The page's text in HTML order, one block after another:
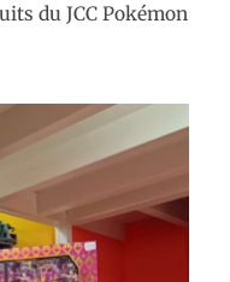
du JCC Pokémon